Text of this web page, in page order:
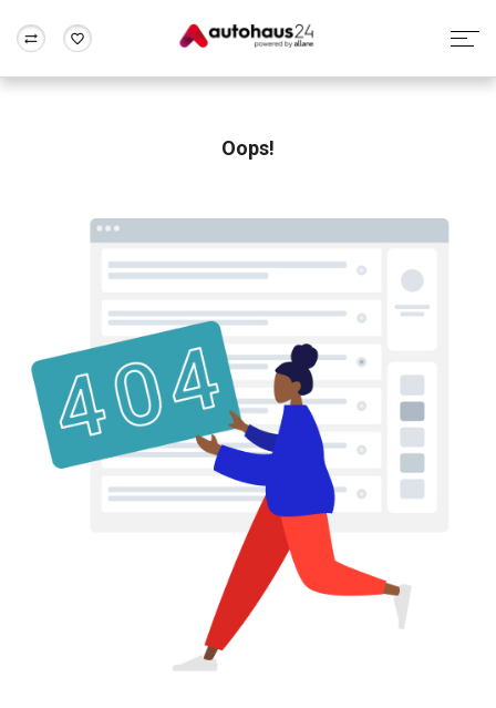
Rund um die Inzahlungnahme
Oops!